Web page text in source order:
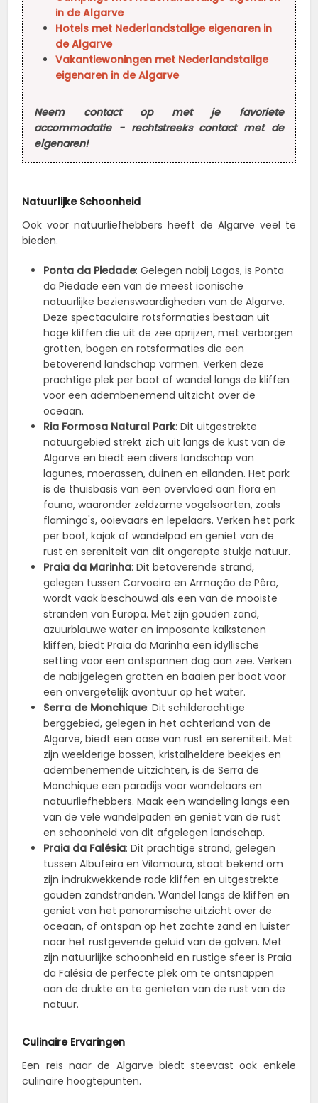
in de Algarve
Hotels met Nederlandstalige eigenaren in
de Algarve
Vakantiewoningen met Nederlandstalige
eigenaren in de Algarve
Neem contact op met je favoriete
accommodatie - rechtstreeks contact met de
eigenaren!
Natuurlijke Schoonheid
Ook voor natuurliefhebbers heeft de Algarve veel te
bieden.
Ponta da Piedade: Gelegen nabij Lagos, is Ponta
da Piedade een van de meest iconische
natuurlijke bezienswaardigheden van de Algarve.
Deze spectaculaire rotsformaties bestaan uit
hoge kliffen die uit de zee oprijzen, met verborgen
grotten, bogen en rotsformaties die een
betoverend landschap vormen. Verken deze
prachtige plek per boot of wandel langs de kliffen
voor een adembenemend uitzicht over de
oceaan.
Ria Formosa Natural Park: Dit uitgestrekte
natuurgebied strekt zich uit langs de kust van de
Algarve en biedt een divers landschap van
lagunes, moerassen, duinen en eilanden. Het park
is de thuisbasis van een overvloed aan flora en
fauna, waaronder zeldzame vogelsoorten, zoals
flamingo's, ooievaars en lepelaars. Verken het park
per boot, kajak of wandelpad en geniet van de
rust en sereniteit van dit ongerepte stukje natuur.
Praia da Marinha: Dit betoverende strand,
gelegen tussen Carvoeiro en Armação de Pêra,
wordt vaak beschouwd als een van de mooiste
stranden van Europa. Met zijn gouden zand,
azuurblauwe water en imposante kalkstenen
kliffen, biedt Praia da Marinha een idyllische
setting voor een ontspannen dag aan zee. Verken
de nabijgelegen grotten en baaien per boot voor
een onvergetelijk avontuur op het water.
Serra de Monchique: Dit schilderachtige
berggebied, gelegen in het achterland van de
Algarve, biedt een oase van rust en sereniteit. Met
zijn weelderige bossen, kristalheldere beekjes en
adembenemende uitzichten, is de Serra de
Monchique een paradijs voor wandelaars en
natuurliefhebbers. Maak een wandeling langs een
van de vele wandelpaden en geniet van de rust
en schoonheid van dit afgelegen landschap.
Praia da Falésia: Dit prachtige strand, gelegen
tussen Albufeira en Vilamoura, staat bekend om
zijn indrukwekkende rode kliffen en uitgestrekte
gouden zandstranden. Wandel langs de kliffen en
geniet van het panoramische uitzicht over de
oceaan, of ontspan op het zachte zand en luister
naar het rustgevende geluid van de golven. Met
zijn natuurlijke schoonheid en rustige sfeer is Praia
da Falésia de perfecte plek om te ontsnappen
aan de drukte en te genieten van de rust van de
natuur.
Culinaire Ervaringen
Een reis naar de Algarve biedt steevast ook enkele
culinaire hoogtepunten.